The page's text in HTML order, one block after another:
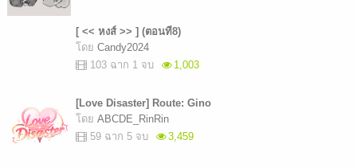
[ << หงส์ >> ] (ตอนที8)
โดย Candy2024
103 ฉาก 1 จบ
1,003
[Love Disaster] Route: Gino
โดย ABCDE_RinRin
59 ฉาก 5 จบ
3,459